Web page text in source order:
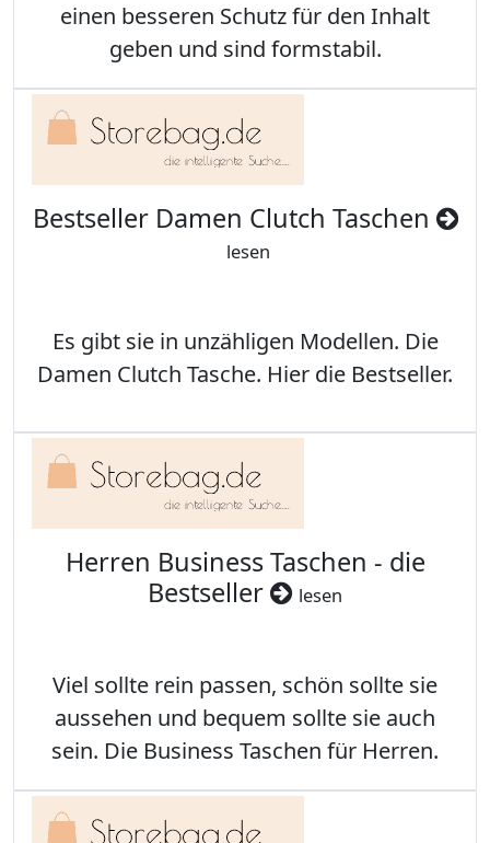
einen besseren Schutz für den Inhalt
geben und sind formstabil.
Bestseller Damen Clutch Taschen
lesen
Es gibt sie in unzähligen Modellen. Die
Damen Clutch Tasche. Hier die Bestseller.
Herren Business Taschen - die
Bestseller
lesen
Viel sollte rein passen, schön sollte sie
aussehen und bequem sollte sie auch
sein. Die Business Taschen für Herren.